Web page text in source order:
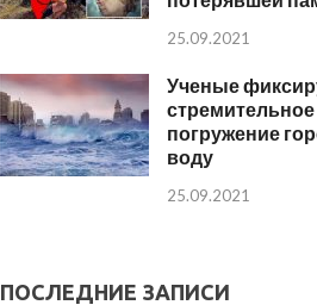
25.09.2021
Ученые
стремительное
погружение
воду
25.09.2021
ПОСЛЕДНИЕ ЗАПИСИ